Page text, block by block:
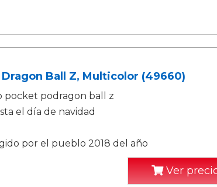
Ball Z, Multicolor (49660)
pocket podragon ball z
el día de navidad
por el pueblo 2018 del año
Ver